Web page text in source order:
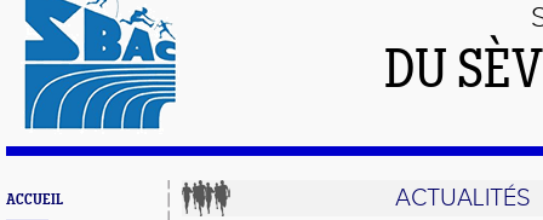
DU
ACCUEIL ACTUALITÉS